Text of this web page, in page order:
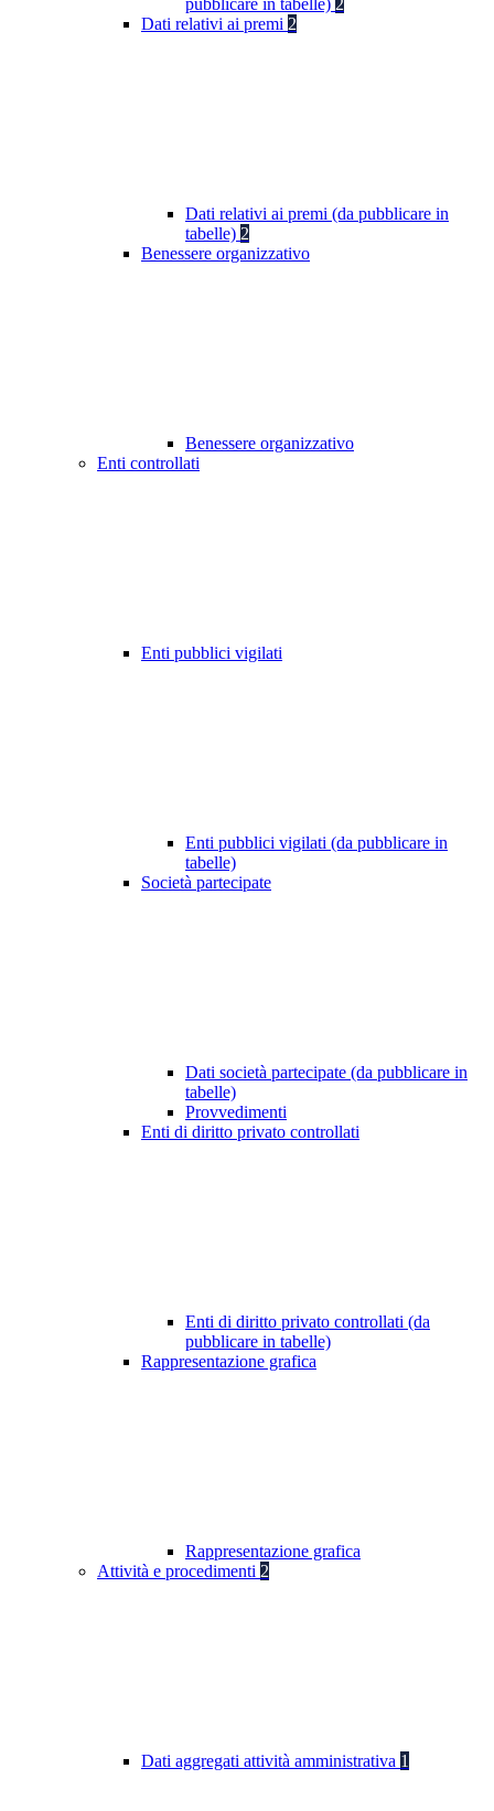
pubblicare in tabelle) 2
Dati relativi ai premi 2
Dati relativi ai premi (da pubblicare in
tabelle) 2
Benessere organizzativo
Benessere organizzativo
Enti controllati
Enti pubblici vigilati
Enti pubblici vigilati (da pubblicare in
tabelle)
Società partecipate
Dati società partecipate (da pubblicare in
tabelle)
Provvedimenti
Enti di diritto privato controllati
Enti di diritto privato controllati (da
pubblicare in tabelle)
Rappresentazione grafica
Rappresentazione grafica
Attività e procedimenti 2
Dati aggregati attività amministrativa 1